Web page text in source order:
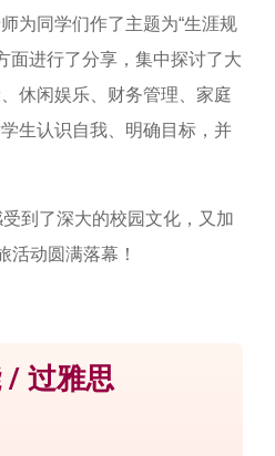
为同学们作了主题为“生涯规
面进行了分享，集中探讨了大
休闲娱乐、财务管理、家庭
生认识自我、明确目标，并
到了深大的校园文化，又加
活动圆满落幕！
过雅思